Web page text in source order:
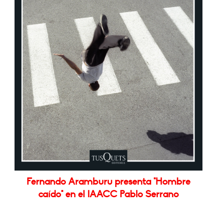
Fernando Aramburu presenta "Hombre
caído" en el IAACC Pablo Serrano